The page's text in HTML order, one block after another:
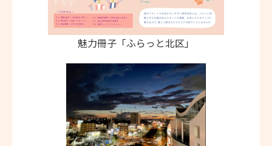
魅力冊子「ふらっと北区」